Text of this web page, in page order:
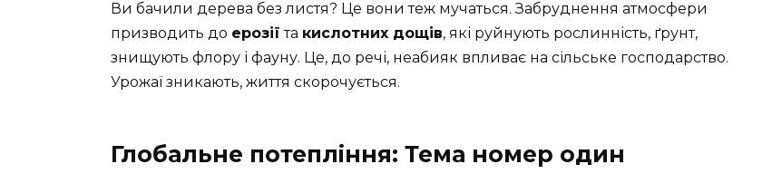
Ви бачили дерева без листя? Це вони теж мучаться. Забруднення атмосфери
призводить до ерозії та кислотних дощів, які руйнують рослинність, ґрунт,
знищують флору і фауну. Це, до речі, неабияк впливає на сільське господарство.
Урожаї зникають, життя скорочується.
Глобальне потепління: Тема номер один